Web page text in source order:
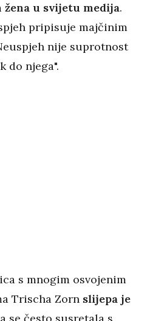
u svijetu medija.
pripisuje majčinim
nije suprotnost
do njega".
s mnogim osvojenim
Trischa Zorn slijepa je